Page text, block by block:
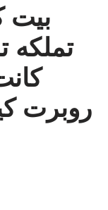
بيت
تملكه
روبرت